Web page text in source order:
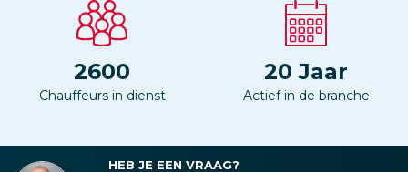
2600
Chauffeurs in dienst
20 Jaar
Actief in de branche
HEB JE EEN VRAAG?